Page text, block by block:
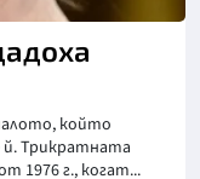
който
Трикратната
1976 г., когат...